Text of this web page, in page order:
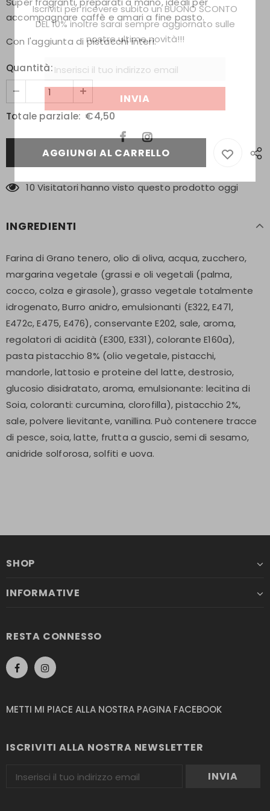
accompagnare caffè e amari a fine pasto.
Con l'aggiunta di pistacchi interi.
Quantità:
Totale parziale: €4,50
10 Visitatori hanno visto questo prodotto oggi
INGREDIENTI
Farina di Grano tenero, olio di oliva, acqua, zucchero,
margarina vegetale (grassi e oli vegetali (palma,
cocco, colza e girasole), grasso vegetale totalmente
idrogenato, Burro anidro, emulsionanti (E322, E471,
E472c, E475, E476), conservante E202, sale, aroma,
regolatori di acidità (E300, E331), colorante E160a),
pasta pistacchio 8% (olio vegetale, pistacchi,
mandorle, lattosio e proteine del latte, destrosio,
glucosio disidratato, aroma, emulsionante: lecitina di
Soia, coloranti: curcumina, clorofilla), pistacchio 2%,
sale, polvere lievitante, vanillina. Può contenere tracce
di pesce, soia, latte, frutta a guscio, semi di sesamo,
anidride solforosa, solfiti e uova.
SHOP
INFORMATIVE
RESTA CONNESSO
METTI MI PIACE ALLA NOSTRA PAGINA FACEBOOK
ISCRIVITI ALLA NOSTRA NEWSLETTER
Iscriviti per ricevere subito un BUONO SCONTO
DEL 10% inoltre sarai sempre aggiornato sulle
nostre ultime novità!!!